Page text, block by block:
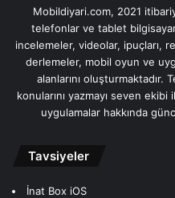
Mobildiyari.com, 2021
telefonlar ve tablet
incelemeler, videolar, ipuçları,
derlemeler, mobil oyun ve
alanlarını
konularını yazmayı seven
uygulamalar hakkında
Tavsiyeler
İnat Box iOS